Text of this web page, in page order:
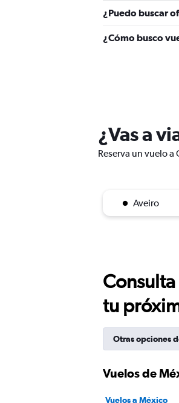
¿Puedo buscar
¿Cómo busco
¿Vas a
Reserva un vuelo
Aveiro
tu
Otras opciones
Vuelos de
Vuelos a México